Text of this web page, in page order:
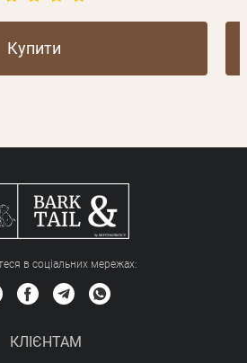
Купити
в соціальних мережах:
КЛІЄНТАМ